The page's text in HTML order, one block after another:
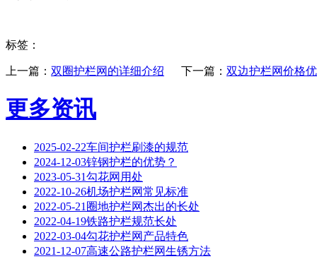
标签：
上一篇： 双圈护栏网的详细介绍 下一篇： 双边护栏网价格
更多资讯
2025-02-22‌车间护栏刷漆的规范
2024-12-03锌钢护栏的优势？
2023-05-31勾花网用处
2022-10-26机场护栏网常见标准
2022-05-21 圈地护栏网杰出的长处
2022-04-19铁路护栏规范长处
2022-03-04勾花护栏网产品特色
2021-12-07高速公路护栏网生锈方法